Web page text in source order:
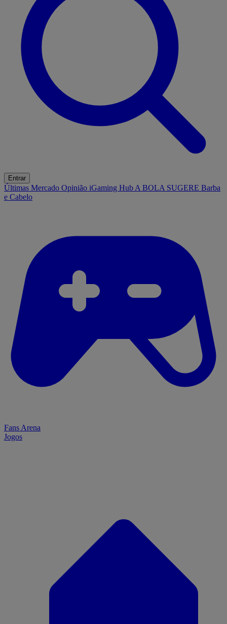
Entrar
Últimas Mercado Opinião iGaming Hub A BOLA SUGERE Barba
e Cabelo
Fans Arena
Jogos